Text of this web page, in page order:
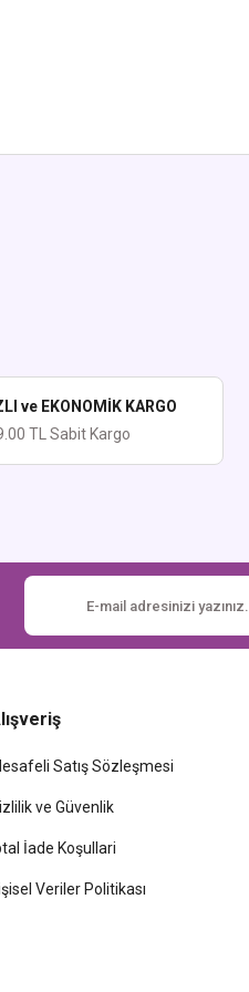
ve EKONOMİK KARGO
TL Sabit Kargo
Satış Sözleşmesi
ve Güvenlik
İade Koşullari
Veriler Politikası